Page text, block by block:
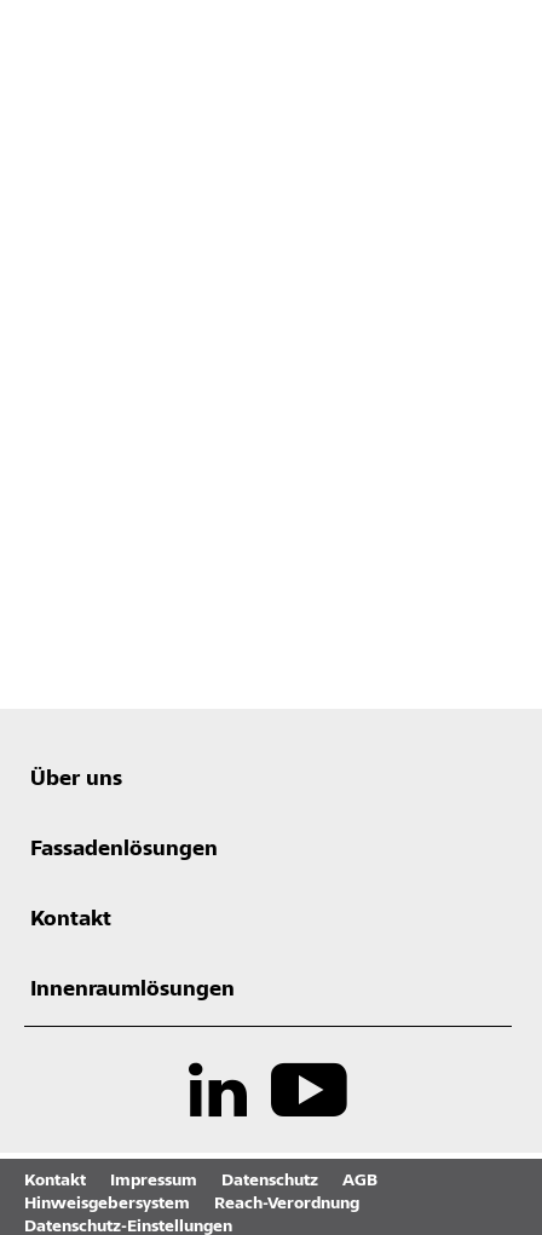
Über uns
Fassadenlösungen
Kontakt
Innenraumlösungen
Kontakt Impressum Datenschutz
AGB
Hinweisgebersystem
Reach-Verordnung
Datenschutz-Einstellungen